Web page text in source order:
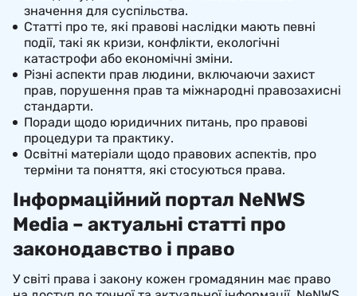
значення для суспільства.
Статті про те, які правові наслідки мають певні
події, такі як кризи, конфлікти, екологічні
катастрофи або економічні зміни.
Різні аспекти прав людини, включаючи захист
прав, порушення прав та міжнародні правозахисні
стандарти.
Поради щодо юридичних питань, про правові
процедури та практику.
Освітні матеріали щодо правових аспектів, про
терміни та поняття, які стосуються права.
Інформаційний портал NeNWS
Media – актуальні статті про
законодавство і право
У світі права і закону кожен громадянин має право